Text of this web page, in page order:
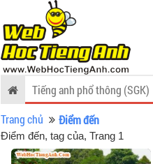
Tiếng anh phổ thông (SGK)
Trang chủ
Điểm đến
Điểm đến, tag của, Trang 1